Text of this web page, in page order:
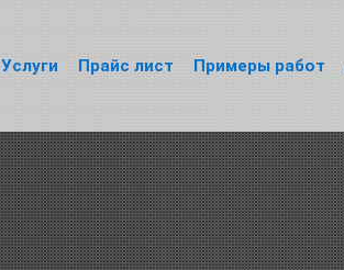
Услуги Прайс лист Примеры работ